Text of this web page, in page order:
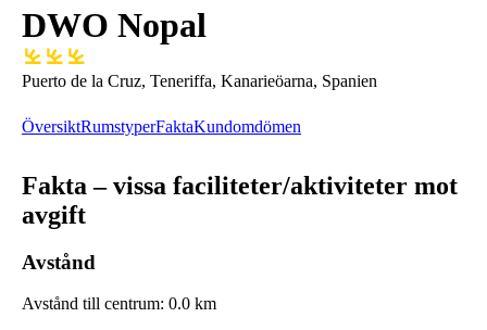
DWO Nopal
Puerto de la Cruz, Teneriffa, Kanarieöarna, Spanien
ÖversiktRumstyperFaktaKundomdömen
Fakta – vissa faciliteter/aktiviteter mot
avgift
Avstånd
Avstånd till centrum: 0.0 km